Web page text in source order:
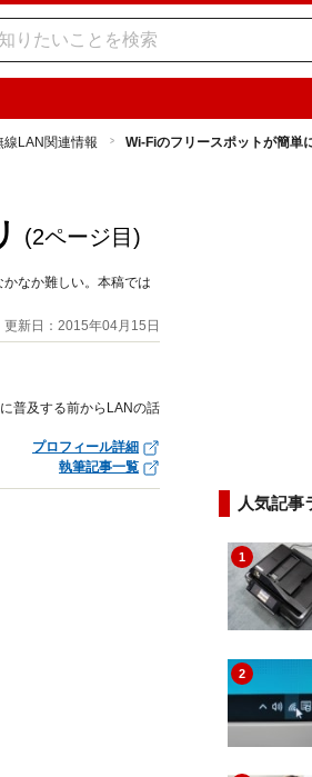
線LAN関連情報 Wi-Fiのフリースポットが簡単
(2ページ目)
なか難しい。本稿では
更新日：2015年04月15日
普及する前からLANの話
プロフィール詳細
執筆記事一覧
人気記事
1
2